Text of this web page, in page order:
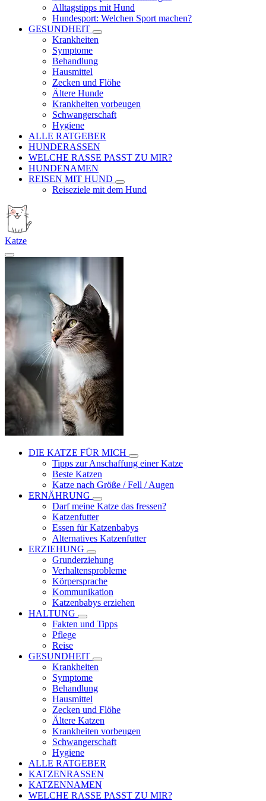
Alltagstipps mit Hund
Hundesport: Welchen Sport machen?
GESUNDHEIT
Krankheiten
Symptome
Behandlung
Hausmittel
Zecken und Flöhe
Ältere Hunde
Krankheiten vorbeugen
Schwangerschaft
Hygiene
ALLE RATGEBER
HUNDERASSEN
WELCHE RASSE PASST ZU MIR?
HUNDENAMEN
REISEN MIT HUND
Reiseziele mit dem Hund
Katze
DIE KATZE FÜR MICH
Tipps zur Anschaffung einer Katze
Beste Katzen
Katze nach Größe / Fell / Augen
ERNÄHRUNG
Darf meine Katze das fressen?
Katzenfutter
Essen für Katzenbabys
Alternatives Katzenfutter
ERZIEHUNG
Grunderziehung
Verhaltensprobleme
Körpersprache
Kommunikation
Katzenbabys erziehen
HALTUNG
Fakten und Tipps
Pflege
Reise
GESUNDHEIT
Krankheiten
Symptome
Behandlung
Hausmittel
Zecken und Flöhe
Ältere Katzen
Krankheiten vorbeugen
Schwangerschaft
Hygiene
ALLE RATGEBER
KATZENRASSEN
KATZENNAMEN
WELCHE RASSE PASST ZU MIR?